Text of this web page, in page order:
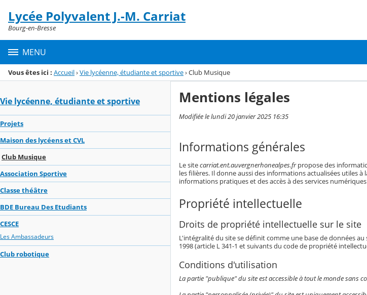
Menu de la rubrique
Contenu
Lycée Polyvalent J.-M. Carriat
Bourg-en-Bresse
MENU
Vous êtes ici : Accueil›Vie lycéenne, étudiante et sportive›Club Musique
Vie lycéenne, étudiante et sportive
Projets
Maison des lycéens et CVL
Club Musique
Association Sportive
Classe théâtre
BDE Bureau Des Etudiants
CESCE
Les Ambassadeurs
Club robotique
Mentions légales
Modifiée le lundi 20 janvier 2025 16:35
Informations générales
Le sitecarriat.ent.auvergnerhonealpes.frpropose des
les filières. Il donne aussi des informations actualisées utiles
informations pratiques et des accès à des services
Propriété intellectuelle
Droits de propriété intellectuelle sur le site
L'intégralité du site se définit comme une base de données
1998 (article L 341-1 et suivants du code de propriété
Conditions d'utilisation
La partie "publique" du site est accessible à tout le monde sans